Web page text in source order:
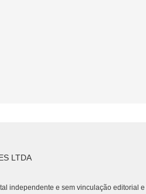
LTDA
independente e sem vinculação editorial